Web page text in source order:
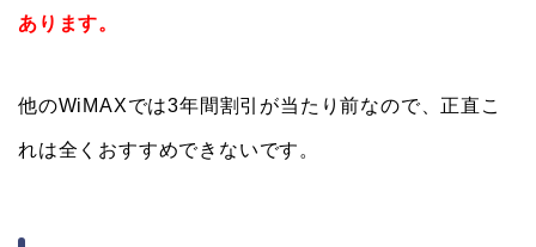
あります。
他のWiMAXでは3年間割引が当たり前なので、正直こ
れは全くおすすめできないです。